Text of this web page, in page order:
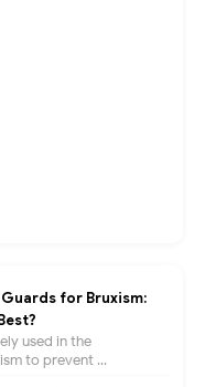
for Bruxism:
used in the
to prevent ...